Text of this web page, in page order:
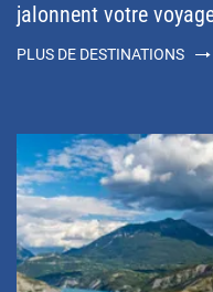
jalonnent votre
PLUS DE DESTINATIONS